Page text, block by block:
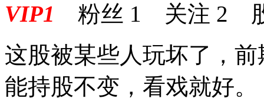
VIP1 粉丝 1 关注 2
这股被某些人玩坏了，
能持股不变，看戏就好。